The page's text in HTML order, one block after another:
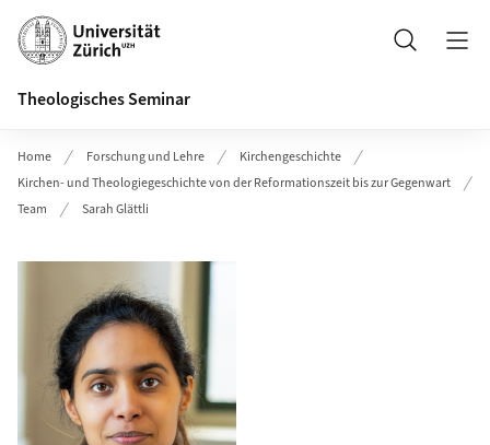
Header
Suche
Theologisches Seminar
Home Forschung und Lehre
Kirchengeschichte
Kirchen- und Theologiegeschichte von der Reformationszeit bis zur Gegenwart
Team
Sarah Glättli